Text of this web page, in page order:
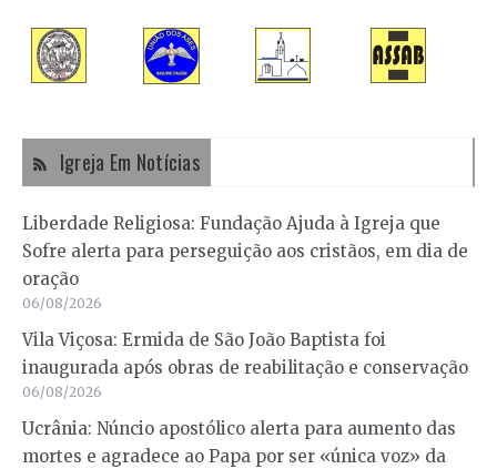
Igreja Em Notícias
Liberdade Religiosa: Fundação Ajuda à Igreja que
Sofre alerta para perseguição aos cristãos, em dia de
oração
06/08/2026
Vila Viçosa: Ermida de São João Baptista foi
inaugurada após obras de reabilitação e conservação
06/08/2026
Ucrânia: Núncio apostólico alerta para aumento das
mortes e agradece ao Papa por ser «única voz» da